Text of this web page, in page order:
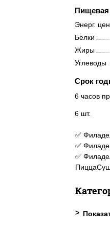
Пищевая
Энерг.
Белки
Жиры
Углеводы
Срок
6 часов
6 шт.
✅
✅
✅